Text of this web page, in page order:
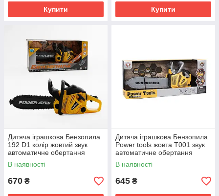
Купити Купити
Дитяча іграшкова Бензопила
192 D1 колір жовтий звук
автоматичне обертання
пиляльного ланцюга на
батарейках
В наявності
670 ₴
Дитяча іграшкова Бензопила
Power tools жовта T001 звук
автоматичне обертання
пиляльного ланцюга на
батарейках
В наявності
645 ₴